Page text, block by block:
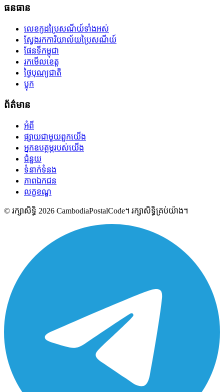
ធនធាន
លេខកូដប្រៃសណីយ៍ទាំងអស់
ស្វែងរកការិយាល័យប្រៃសណីយ៍
ផែនទីកម្ពុជា
រកមើលខេត្ត
ថ្ងៃបុណ្យជាតិ
ប្លុក
ព័ត៌មាន
អំពី
ផ្សាយជាមួយពួកយើង
អ្នកឧបត្ថម្ភរបស់យើង
ជំនួយ
ទំនាក់ទំនង
ភាពឯកជន
លក្ខខណ្ឌ
© រក្សាសិទ្ធិ 2026 CambodiaPostalCode។ រក្សាសិទ្ធិគ្រប់យ៉ាង។